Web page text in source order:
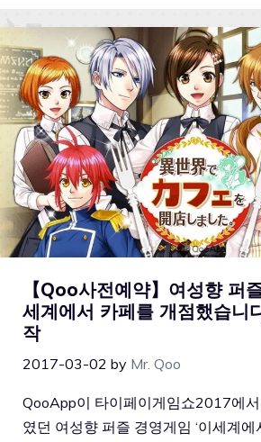
【Qoo사전예약】여성향 퍼
세계에서 카페를 개점했습니
작
2017-03-02 by Mr. Qoo
QooApp이 타이페이게임쇼2017에
였던 여성향 퍼즐 경영게임 ‘이세계